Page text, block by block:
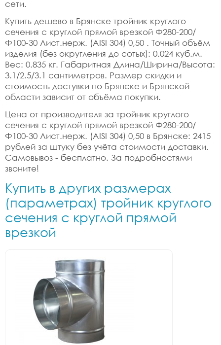
сети.
Купить дешево в Брянске тройник круглого
сечения с круглой прямой врезкой Ф280-200/
Ф100-30 Лист.нерж. (AISI 304) 0,50 . Точный объём
изделия (без округления до сотых): 0.024 куб.м.
Вес: 0.835 кг. Габаритная Длина/Ширина/Высота:
3.1/2.5/3.1 сантиметров. Размер скидки и
стоимость достувки по Брянске и Брянской
области зависит от объёма покупки.
Цена от производителя за тройник круглого
сечения с круглой прямой врезкой Ф280-200/
Ф100-30 Лист.нерж. (AISI 304) 0,50 в Брянске: 2415
рублей за штуку без учёта стоимости доставки.
Самовывоз - бесплатно. За подробностями
звоните!
Купить в других размерах
(параметрах) тройник круглого
сечения с круглой прямой
врезкой